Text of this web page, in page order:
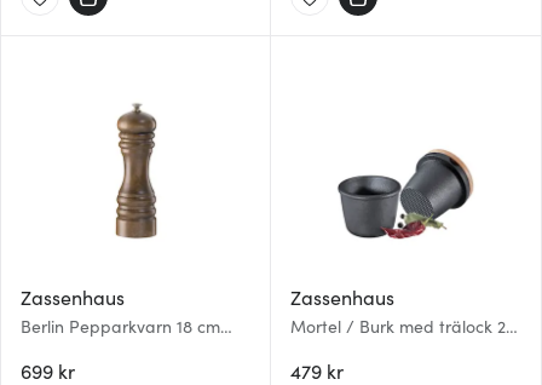
Zassenhaus
Berlin Pepparkvarn 18 cm
699 kr
Zassenhaus
Mortel / Burk med trälock 2-
479 kr